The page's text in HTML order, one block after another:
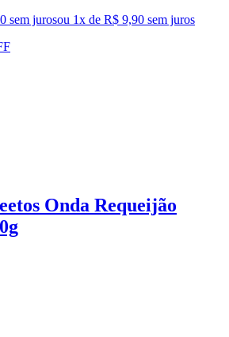
sem jurosou 1x de R$ 9,90 sem juros
Onda Requeijão